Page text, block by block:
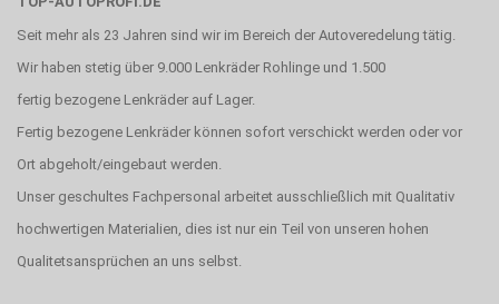
Seit mehr als 23 Jahren sind wir im Bereich der Autoveredelung tätig.
Wir haben stetig über 9.000 Lenkräder Rohlinge und 1.500
fertig bezogene Lenkräder auf Lager.
Fertig bezogene Lenkräder können sofort verschickt werden oder vor
Ort abgeholt/eingebaut werden.
Unser geschultes Fachpersonal arbeitet ausschließlich mit Qualitativ
hochwertigen Materialien, dies ist nur ein Teil von unseren hohen
Qualitetsansprüchen an uns selbst.